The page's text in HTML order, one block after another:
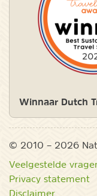
Winnaar Dutch
© 2010 – 2026
Veelgestelde
Privacy statement
Disclaimer